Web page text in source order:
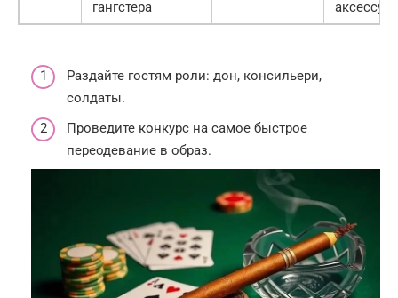
гангстера
Раздайте гостям роли: дон, консильери,
солдаты.
Проведите конкурс на самое быстрое
переодевание в образ.